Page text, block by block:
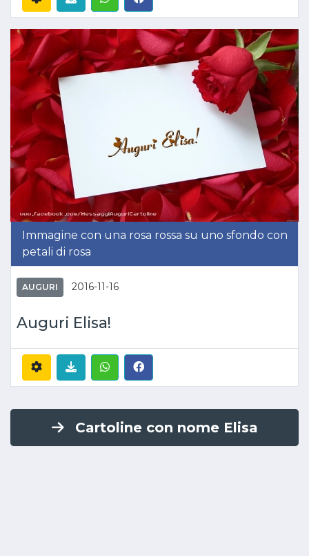
Immagine con una rosa rossa su uno sfondo con
petali di rosa
AUGURI 2016-11-16
Auguri Elisa!
Cartoline con nome Elisa